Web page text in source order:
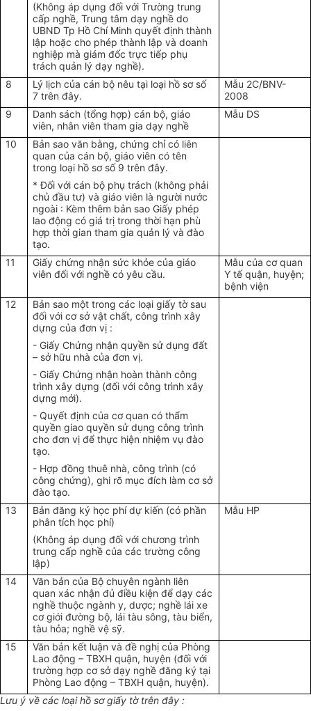
(Không áp dụng đối với Trường trung
cấp nghề, Trung tâm dạy nghề do
UBND Tp Hồ Chí Minh quyết định thành
lập hoặc cho phép thành lập và doanh
nghiệp mà giám đốc trực tiếp phụ
trách quản lý dạy nghề).
8
Lý lịch của cán bộ nêu tại loại hồ sơ số
7 trên đây.
Mẫu 2C/BNV-
2008
9
Danh sách (tổng hợp) cán bộ, giáo
viên, nhân viên tham gia dạy nghề
Mẫu DS
10
Bản sao văn bằng, chứng chỉ có liên
quan của cán bộ, giáo viên có tên
trong loại hồ sơ số 9 trên đây.
* Đối với cán bộ phụ trách (không phải
chủ đầu tư) và giáo viên là người nước
ngoài : Kèm thêm bản sao Giấy phép
lao động có giá trị trong thời hạn phù
hợp thời gian tham gia quản lý và đào
tạo.
11
Giấy chứng nhận sức khỏe của giáo
viên đối với nghề có yêu cầu.
Mẫu của cơ quan
Y tế quận, huyện;
bệnh viện
12
Bản sao một trong các loại giấy tờ sau
đối với cơ sở vật chất, công trình xây
dựng của đơn vị :
- Giấy Chứng nhận quyền sử dụng đất
– sở hữu nhà của đơn vị.
- Giấy Chứng nhận hoàn thành công
trình xây dựng (đối với công trình xây
dựng mới).
- Quyết định của cơ quan có thẩm
quyền giao quyền sử dụng công trình
cho đơn vị để thực hiện nhiệm vụ đào
tạo.
- Hợp đồng thuê nhà, công trình (có
công chứng), ghi rõ mục đích làm cơ sở
đào tạo.
13
Bản đăng ký học phí dự kiến (có phần
phân tích học phí)
(Không áp dụng đối với chương trình
trung cấp nghề của các trường công
lập)
Mẫu HP
14
Văn bản của Bộ chuyên ngành liên
quan xác nhận đủ điều kiện để dạy các
nghề thuộc ngành y, dược; nghề lái xe
cơ giới đường bộ, lái tàu sông, tàu biển,
tàu hỏa; nghề vệ sỹ.
15
Văn bản kết luận và đề nghị của Phòng
Lao động – TBXH quận, huyện (đối với
trường hợp cơ sở dạy nghề đăng ký tại
Phòng Lao động – TBXH quận, huyện).
Lưu ý về các loại hồ sơ giấy tờ trên đây :